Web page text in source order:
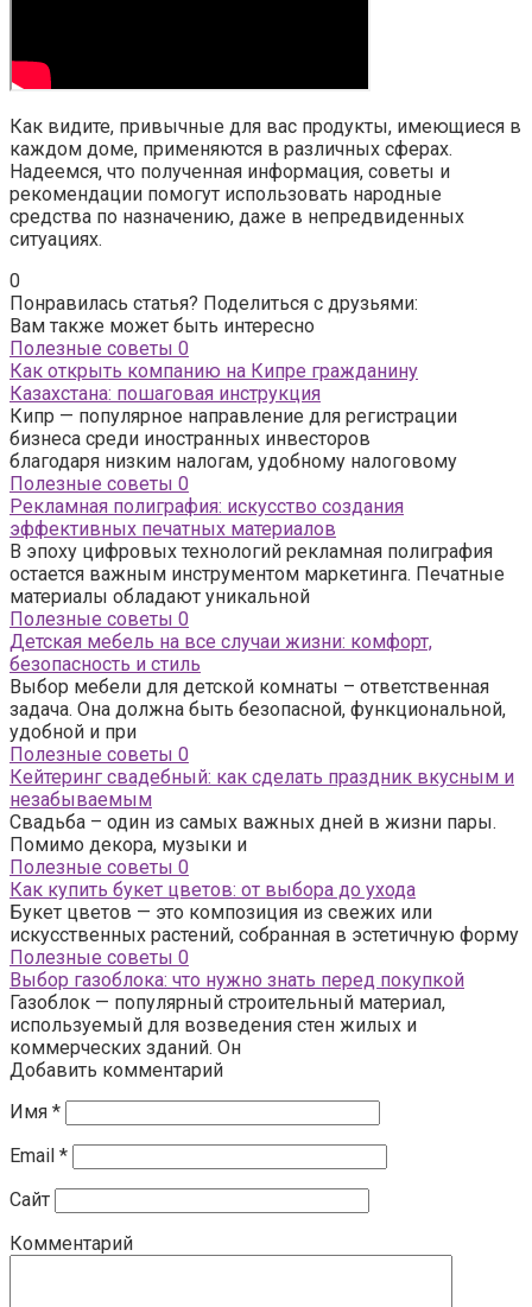
Как видите, привычные для вас продукты, имеющиеся в
каждом доме, применяются в различных сферах.
Надеемся, что полученная информация, советы и
рекомендации помогут использовать народные
средства по назначению, даже в непредвиденных
ситуациях.
0
Понравилась статья? Поделиться с друзьями:
Вам также может быть интересно
Полезные советы 0
Как открыть компанию на Кипре гражданину
Казахстана: пошаговая инструкция
Кипр — популярное направление для регистрации
бизнеса среди иностранных инвесторов
благодаря низким налогам, удобному налоговому
Полезные советы 0
Рекламная полиграфия: искусство создания
эффективных печатных материалов
В эпоху цифровых технологий рекламная полиграфия
остается важным инструментом маркетинга. Печатные
материалы обладают уникальной
Полезные советы 0
Детская мебель на все случаи жизни: комфорт,
безопасность и стиль
Выбор мебели для детской комнаты – ответственная
задача. Она должна быть безопасной, функциональной,
удобной и при
Полезные советы 0
Кейтеринг свадебный: как сделать праздник вкусным и
незабываемым
Свадьба – один из самых важных дней в жизни пары.
Помимо декора, музыки и
Полезные советы 0
Как купить букет цветов: от выбора до ухода
Букет цветов — это композиция из свежих или
искусственных растений, собранная в эстетичную форму
Полезные советы 0
Выбор газоблока: что нужно знать перед покупкой
Газоблок — популярный строительный материал,
используемый для возведения стен жилых и
коммерческих зданий. Он
Добавить комментарий
Имя *
Email *
Сайт
Комментарий